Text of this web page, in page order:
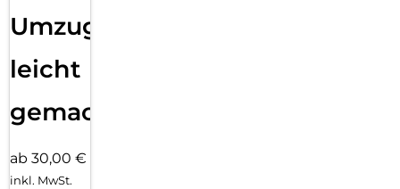
Umzug
leicht
gemacht!
ab 30,00 €
inkl. MwSt.